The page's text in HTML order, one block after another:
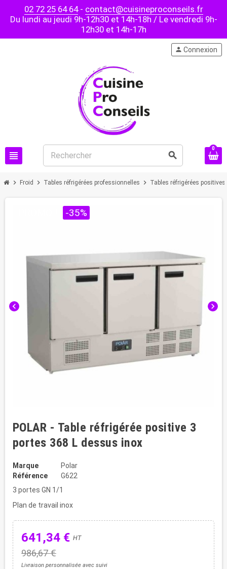
02 72 25 64 64- contact@cuisineproconseils.fr
Du lundi au jeudi 9h-12h30 et 14h-18h / Le vendredi 9h-
12h30 et 14h-17h
view_headline search
person Connexion
0
chevron_right Froid chevron_right Tables réfrigérées professionnelles chevron_right Tables réfrigérées positives
chevron_left chevron_right
-35%
POLAR - Table réfrigérée positive 3
portes 368 L dessus inox
Marque
Polar
Référence
G622
3 portes GN 1/1
Plan de travail inox
641,34 € HT
986,67 €
Livraison personnalisée avec suivi